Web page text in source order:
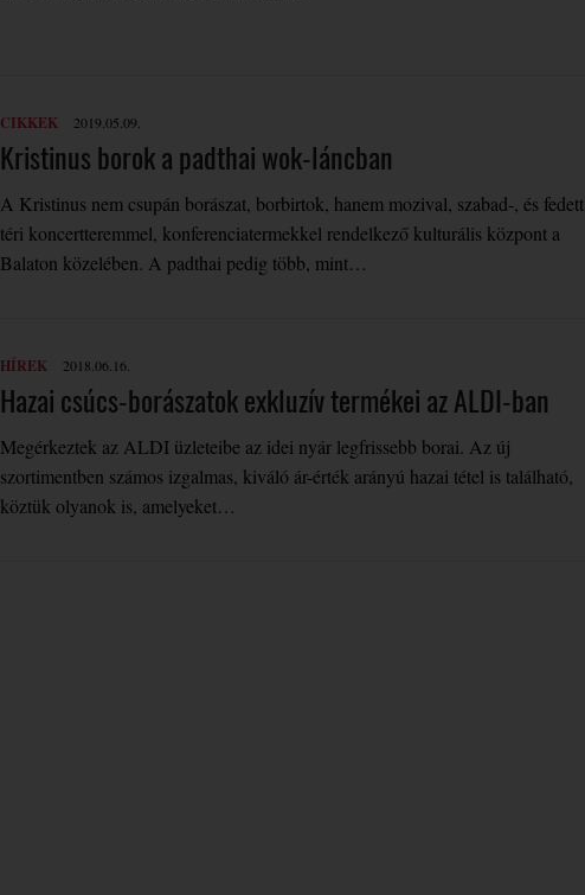
CIKKEK 2019.05.09.
Kristinus borok a padthai wok-láncban
A Kristinus nem csupán borászat, borbirtok, hanem mozival, szabad-, és fedett
téri koncertteremmel, konferenciatermekkel rendelkező kulturális központ a
Balaton közelében. A padthai pedig több, mint…
HÍREK 2018.06.16.
Hazai csúcs-borászatok exkluzív termékei az ALDI-ban
Megérkeztek az ALDI üzleteibe az idei nyár legfrissebb borai. Az új
szortimentben számos izgalmas, kiváló ár-érték arányú hazai tétel is található,
köztük olyanok is, amelyeket…